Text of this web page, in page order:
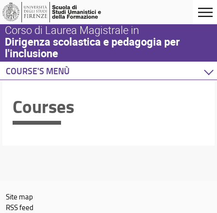
Corso di Laurea Magistrale in
Dirigenza scolastica e pedagogia per
l'inclusione
COURSE'S MENÙ
Degree Program
Courses
Courses
Site map
RSS feed